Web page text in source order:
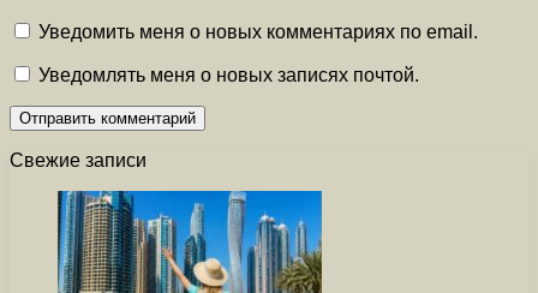
Уведомить меня о новых комментариях по email.
Уведомлять меня о новых записях почтой.
Свежие записи